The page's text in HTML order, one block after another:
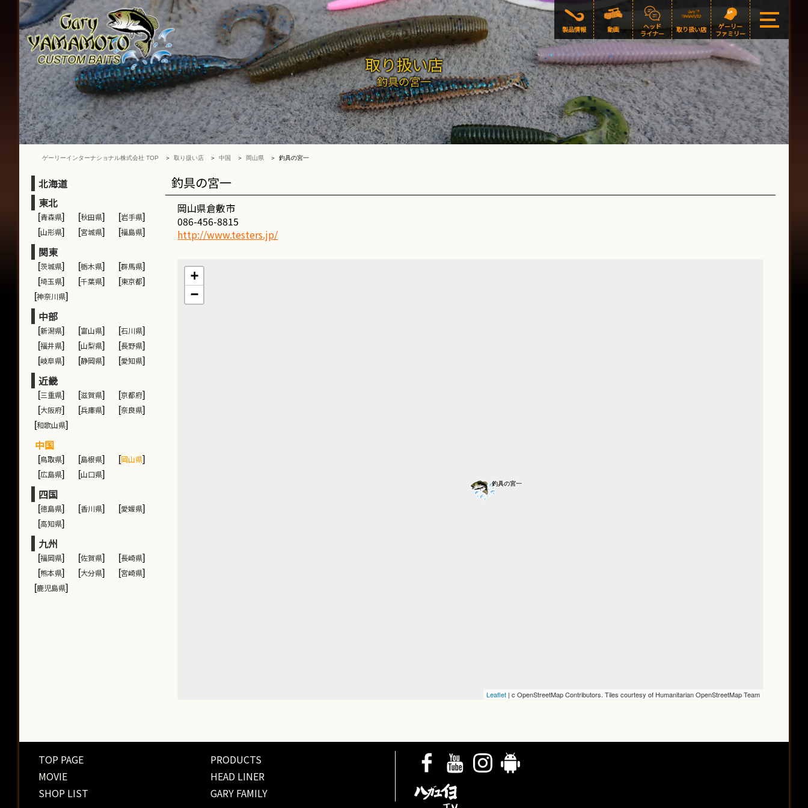
ゲ
ー
リ
ー
イ
ン
タ
ー
ナ
シ
ョ
ナ
ル
株
式
会
社
製品情報 動画
ヘッド
ライナー
取り扱い店
ゲーリー
ファミリー
取り扱い店
釣具の宮一
ゲーリーインターナショナル株式会社 TOP 取り扱い店 中国 岡山県 釣具の宮一
釣具の宮一
岡山県倉敷市
086-456-8815
http://www.testers.jp/
釣具の宮一
+
−
Leaflet| c OpenStreetMap Contributors. Tiles courtesy of Humanitarian OpenStreetMap Team
北海道
東北
[青森県] [秋田県] [岩手県]
[山形県] [宮城県] [福島県]
関東
[茨城県] [栃木県] [群馬県]
[埼玉県] [千葉県] [東京都]
[神奈川県]
中部
[新潟県] [富山県] [石川県]
[福井県] [山梨県] [長野県]
[岐阜県] [静岡県] [愛知県]
近畿
[三重県] [滋賀県] [京都府]
[大阪府] [兵庫県] [奈良県]
[和歌山県]
中国
[鳥取県] [島根県] [岡山県]
[広島県] [山口県]
四国
[徳島県] [香川県] [愛媛県]
[高知県]
九州
[福岡県] [佐賀県] [長崎県]
[熊本県] [大分県] [宮崎県]
[鹿児島県]
TOP PAGE
PRODUCTS
MOVIE
HEAD LINER
SHOP LIST
GARY FAMILY